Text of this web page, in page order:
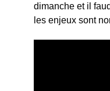
dimanche et il
les enjeux sont